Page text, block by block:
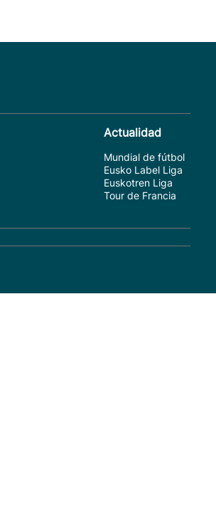
Actualidad
Mundial de fútbol
Eusko Label Liga
Euskotren Liga
Tour de Francia